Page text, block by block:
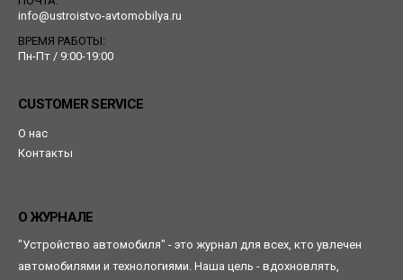
info@ustroistvo-avtomobilya.ru
ВРЕМЯ РАБОТЫ:
Пн-Пт / 9:00-19:00
CUSTOMER SERVICE
О нас
Контакты
О ЖУРНАЛЕ
"Устройство автомобиля" - это журнал для всех, кто увлечен
автомобилями и технологиями. Наша цель - вдохновлять,